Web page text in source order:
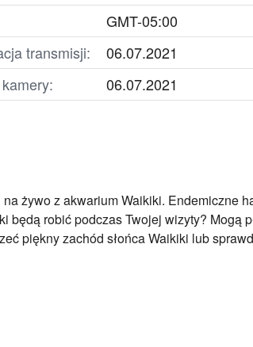
GMT-05:00
transmisji:
06.07.2021
06.07.2021
żywo z akwarium Waikiki. Endemiczne
będą robić podczas Twojej wizyty? Mogą
piękny zachód słońca Waikiki lub